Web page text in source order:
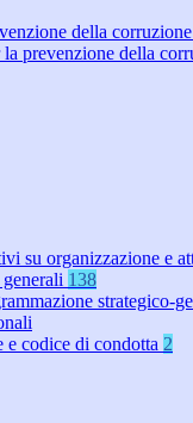
della
prevenzione della
su organizzazione e
138
strategico-
codice di condotta 2